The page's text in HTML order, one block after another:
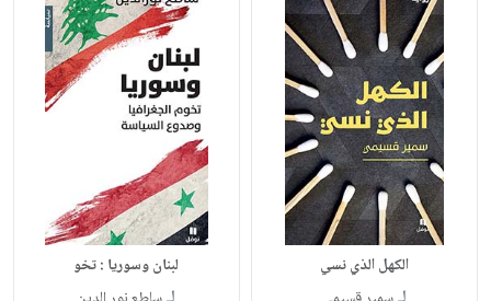
الكهل الذي نسي لبنان وسوريا : تخو